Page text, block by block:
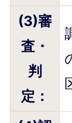
(3)審
査・
判
定：